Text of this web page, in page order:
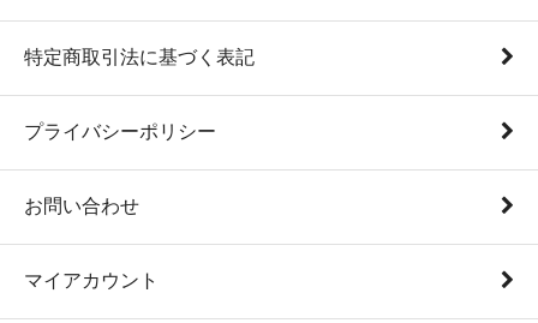
特定商取引法に基づく表記
プライバシーポリシー
お問い合わせ
マイアカウント